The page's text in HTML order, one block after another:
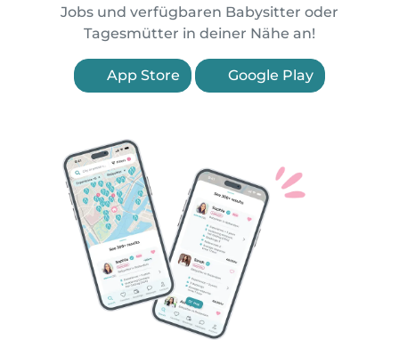
Jobs und verfügbaren Babysitter oder
Tagesmütter in deiner Nähe an!
App Store Google Play